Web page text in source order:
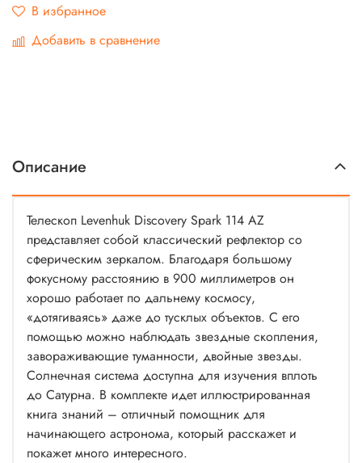
В избранное
Добавить в сравнение
Описание
Телескоп Levenhuk Discovery Spark 114 AZ
представляет собой классический рефлектор со
сферическим зеркалом. Благодаря большому
фокусному расстоянию в 900 миллиметров он
хорошо работает по дальнему космосу,
«дотягиваясь» даже до тусклых объектов. С его
помощью можно наблюдать звездные скопления,
завораживающие туманности, двойные звезды.
Солнечная система доступна для изучения вплоть
до Сатурна. В комплекте идет иллюстрированная
книга знаний – отличный помощник для
начинающего астронома, который расскажет и
покажет много интересного.